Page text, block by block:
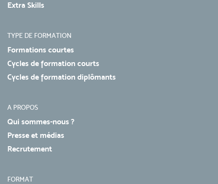
Extra Skills
TYPE DE FORMATION
Formations courtes
Cycles de formation courts
Cycles de formation diplômants
A PROPOS
Qui sommes-nous ?
Presse et médias
Recrutement
FORMAT